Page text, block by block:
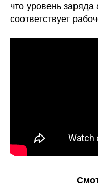
что уровень заряда
соответствует